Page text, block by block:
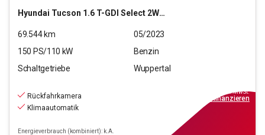
Hyundai Tucson 1.6 T-GDI Select 2WD (EURO 6d)(OPF)
69.544km
05/2023
150 PS/110 kW
Benzin
Schaltgetriebe
Wuppertal
Rückfahrkamera
Klimaautomatik
Energieverbrauch (kombiniert): k.A.
inkl.MwSt.
finanzieren